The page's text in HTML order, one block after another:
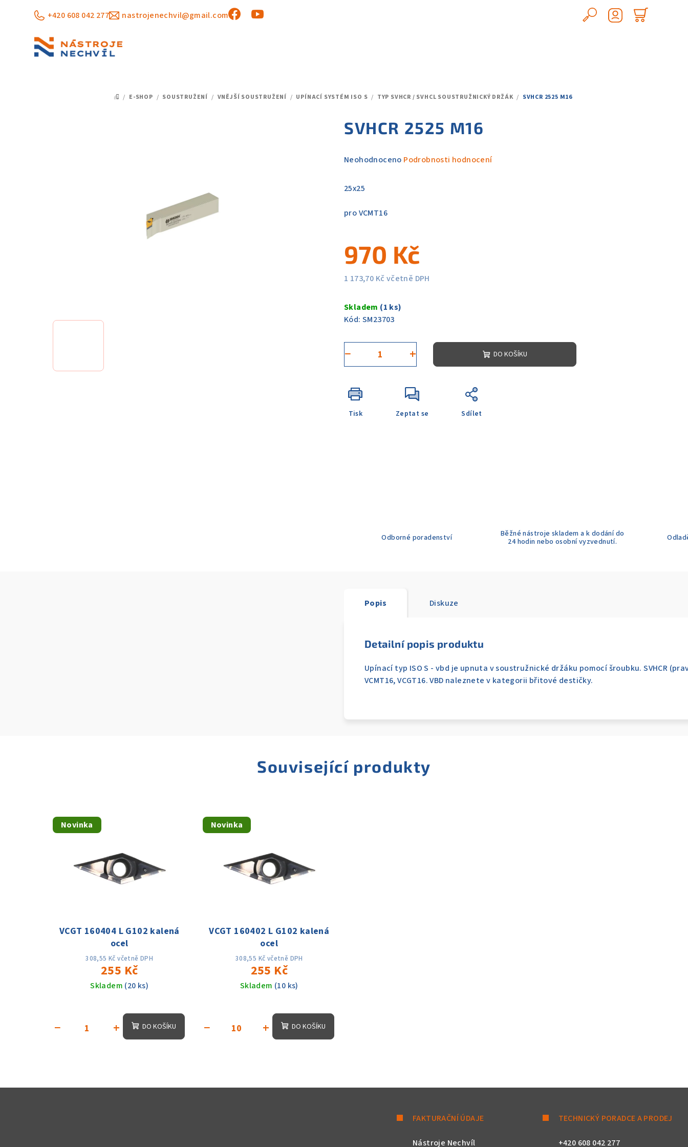
+420 608 042 277 nastrojenechvil@gmail.com
Hledat
DOMŮ
/ E-SHOP / SOUSTRUŽENÍ / VNĚJŠÍ SOUSTRUŽENÍ / UPÍNACÍ SYSTÉM ISO S / TYP SVHCR / SVHCL SOUSTRUŽNICKÝ DRŽÁK / SVHCR 2525 M16
SVHCR 2525 M16
Průměrné
produktu
z
hvězdiček.
Neohodnoceno Podrobnosti hodnocení
25x25
pro VCMT16
970 Kč
1 173,70 Kč včetně DPH
cena:
Skladem (1 ks)
Kód: SM23703
+
− DO KOŠÍKU
Tisk Zeptat se Sdílet
Odborné poradenství
Běžné nástroje skladem a k dodání do
24 hodin nebo osobní vyzvednutí.
Popis Diskuze
Detailní popis produktu
Upínací typ ISO S - vbd je upnuta v soustružnické držáku pomocí šroubku. SVHCR
VCMT16, VCGT16. VBD naleznete v kategorii břitové destičky.
Související produkty
Novinka
VCGT 160404 L G102 kalená
ocel
308,55 Kč včetně DPH
255 Kč
Skladem (20 ks)
+
− DO KOŠÍKU
Novinka
VCGT 160402 L G102 kalená
ocel
308,55 Kč včetně DPH
255 Kč
Skladem (10 ks)
+
− DO KOŠÍKU
FAKTURAČNÍ ÚDAJE
Nástroje Nechvíl
TECHNICKÝ PORADCE A PRODEJ
+420 608 042 277